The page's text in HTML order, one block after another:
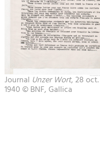
Journal Unzer Wort, 28 oct.
1940 © BNF, Gallica